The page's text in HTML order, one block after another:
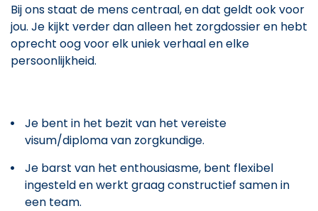
Bij ons staat de mens centraal, en dat geldt ook voor
jou. Je kijkt verder dan alleen het zorgdossier en hebt
oprecht oog voor elk uniek verhaal en elke
persoonlijkheid.
Je bent in het bezit van het vereiste
visum/diploma van zorgkundige.
Je barst van het enthousiasme, bent flexibel
ingesteld en werkt graag constructief samen in
een team.